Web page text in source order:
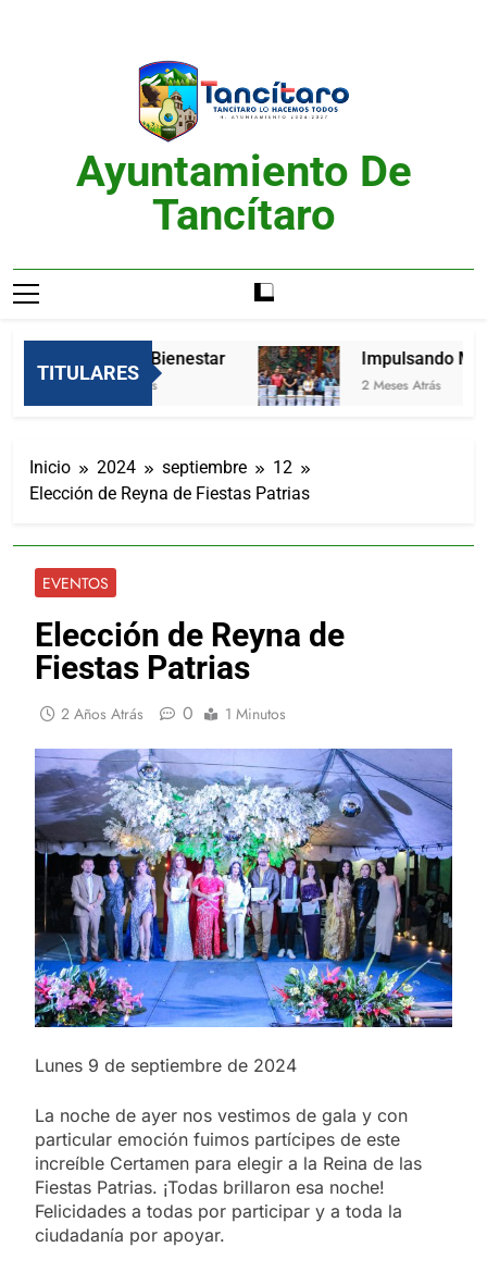
Ayuntamiento De
Tancítaro
TITULARES
Feria del Bienestar
2 Meses Atrás
Impulsando
2 Meses Atrás
Inicio 2024 septiembre
12
Elección de Reyna de Fiestas Patrias
EVENTOS
Elección de Reyna de
Fiestas Patrias
2 Años Atrás 0 1 Minutos
Lunes 9 de septiembre de 2024
La noche de ayer nos vestimos de gala y con
particular emoción fuimos partícipes de este
increíble Certamen para elegir a la Reina de las
Fiestas Patrias. ¡Todas brillaron esa noche!
Felicidades a todas por participar y a toda la
ciudadanía por apoyar.